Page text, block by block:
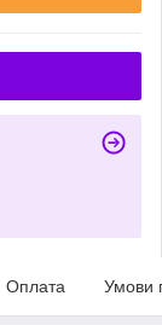
Оплата Умови